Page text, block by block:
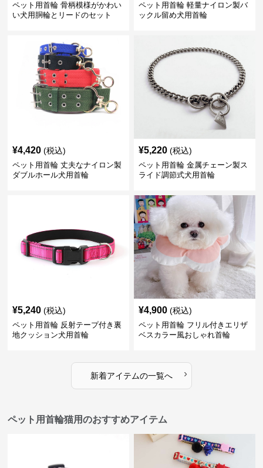
ペット用首輪 骨柄模様がかわい
い犬用胴輪とリードのセット
ペット用首輪 軽量ナイロン製バ
ックル留め犬用首輪
¥4,420 (税込)
ペット用首輪 丈夫なナイロン製
ダブルホール犬用首輪
¥5,220 (税込)
ペット用首輪 金属チェーン製ス
ライド調節式犬用首輪
¥5,240 (税込)
ペット用首輪 反射テープ付き裏
地クッション犬用首輪
¥4,900 (税込)
ペット用首輪 フリル付きエリザ
ベスカラー風おしゃれ首輪
新着アイテムの一覧へ ›
ペット用首輪猫用のおすすめアイテム